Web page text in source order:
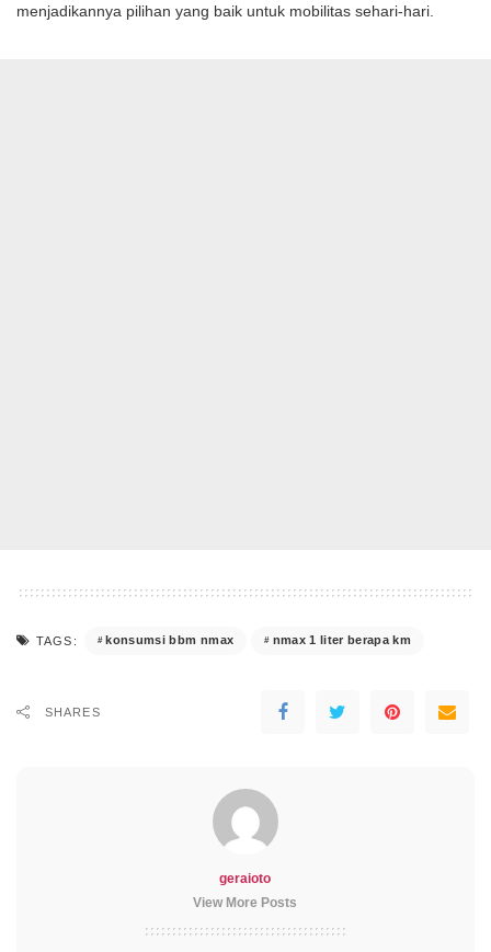
menjadikannya pilihan yang baik untuk mobilitas sehari-hari.
TAGS: konsumsi bbm nmax nmax 1 liter berapa km
SHARES
geraioto
View More Posts